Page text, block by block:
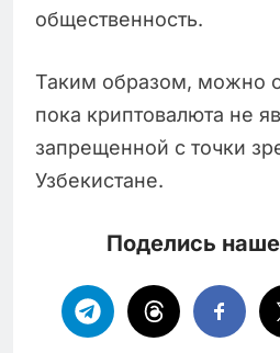
общественность.
Таким образом, можно
пока криптовалюта не
запрещенной с точки
Узбекистане.
Поделись